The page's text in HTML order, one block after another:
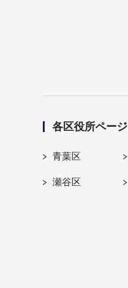
各区役所ページ
青葉区
瀬谷区